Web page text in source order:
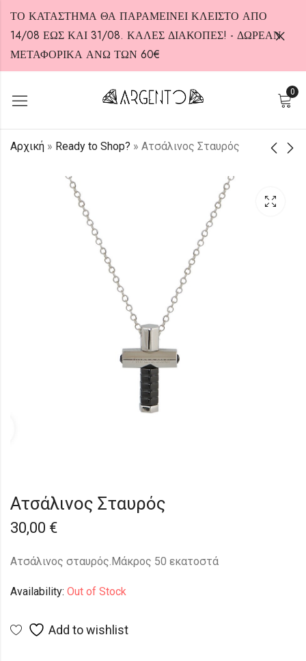
ΤΟ ΚΑΤΑΣΤΗΜΑ ΘΑ ΠΑΡΑΜΕΙΝΕΙ ΚΛΕΙΣΤΟ ΑΠΟ
14/08 ΕΩΣ ΚΑΙ 31/08. ΚΑΛΕΣ ΔΙΑΚΟΠΕΣ! - ΔΩΡΕΑΝ
ΜΕΤΑΦΟΡΙΚΑ ΑΝΩ ΤΩΝ 60€
0
Αρχική » Ready to Shop? » Ατσάλινος Σταυρός
Σκουλαρίκια από
Ασήμι 925
15,00€
Ατσάλινος Σταυρός
30,00
Ατσάλινος Σταυρός
30,00 €
Ατσάλινος σταυρός.Μάκρος 50 εκατοστά
Availability: Out of Stock
Add to wishlist